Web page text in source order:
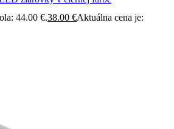
44.00 €.38.00 €Aktuálna cena je: